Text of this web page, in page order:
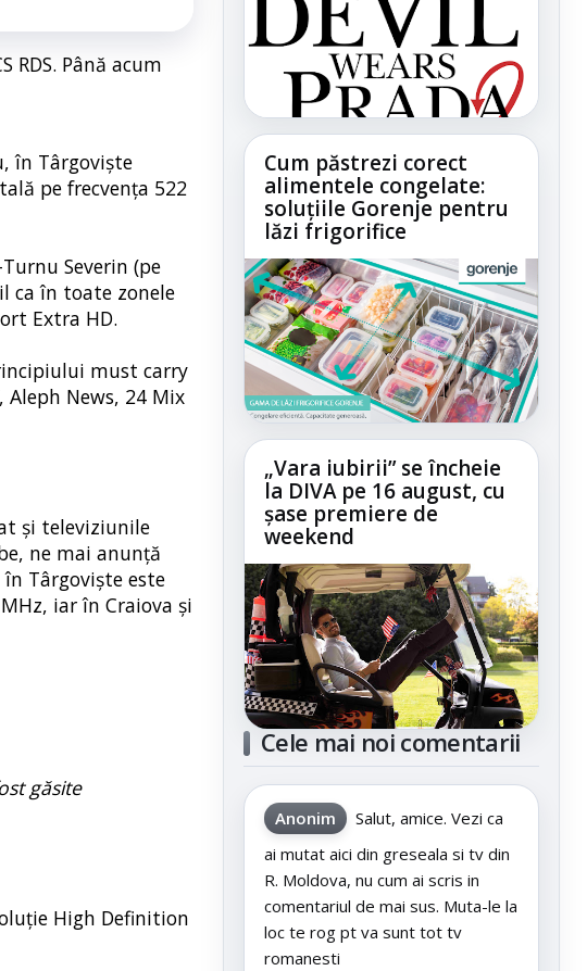
Până acum
în Târgoviște
pe frecvența 522
Severin (pe
ca în toate zonele
Extra HD.
must carry
News, 24 Mix
și televiziunile
ne mai anunță
Târgoviște este
iar în Craiova și
găsite
High Definition
Cum păstrezi corect
alimentele congelate:
soluțiile Gorenje pentru
lăzi frigorifice
„Vara iubirii” se încheie
la DIVA pe 16 august, cu
șase premiere de
weekend
Cele mai noi comentarii
Anonim
Salut, amice. Vezi ca
ai mutat aici din greseala si tv din
R. Moldova, nu cum ai scris in
comentariul de mai sus. Muta-le la
loc te rog pt va sunt tot tv
romanesti